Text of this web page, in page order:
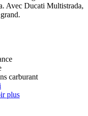
Avec Ducati Multistrada,
carburant
plus